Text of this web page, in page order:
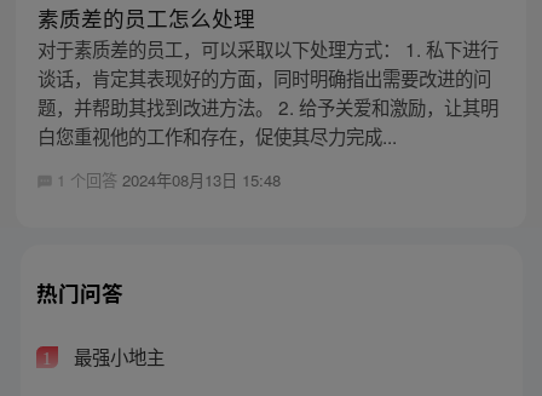
素质差的员工怎么处理
对于素质差的员工，可以采取以下处理方式： 1. 私下进行
谈话，肯定其表现好的方面，同时明确指出需要改进的问
题，并帮助其找到改进方法。 2. 给予关爱和激励，让其明
白您重视他的工作和存在，促使其尽力完成...
1 个回答 2024年08月13日 15:48
热门问答
1 最强小地主